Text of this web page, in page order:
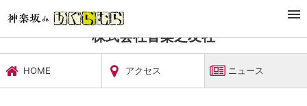
文化施設・ギャラリー
株式会社音楽之友社
HOME アクセス ニュース